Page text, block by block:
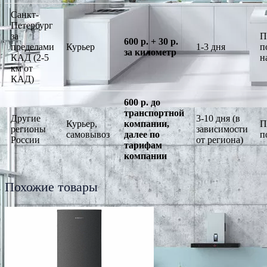
Санкт-
Петербург
за
пределами
КАД (2-5
км от
КАД)
Курьер
600 р. + 30 р.
за километр
1-3 дня
Другие
регионы
России
Курьер,
самовывоз
600 р. до
транспортной
компании,
далее по
тарифам
компании
3-10 дня (в
зависимости
от региона)
Похожие товары